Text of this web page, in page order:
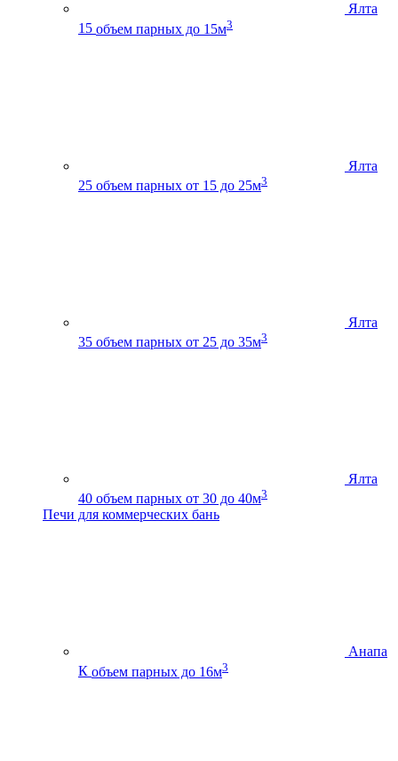
Ялта
15 объем парных до 15м3
Ялта
25 объем парных от 15 до 25м3
Ялта
35 объем парных от 25 до 35м3
Ялта
40 объем парных от 30 до 40м3
Печи для коммерческих бань
Анапа
К объем парных до 16м3